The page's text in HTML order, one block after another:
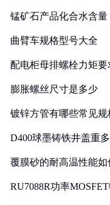
锰矿石产品化合水含量
曲臂车规格型号大全
配电柜母排螺栓力矩
膨胀螺丝尺寸是多少
镀锌方管有哪些常见规
D400球墨铸铁井盖重
覆膜砂的耐高温性能如
RU7088R功率